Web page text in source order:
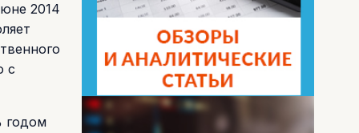
2014
с
годом